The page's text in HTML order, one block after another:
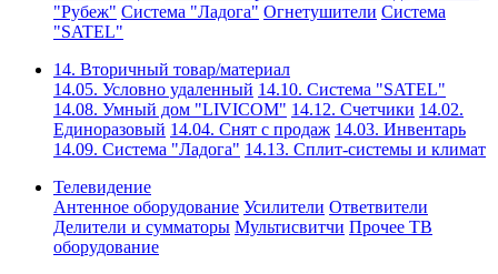
"Рубеж" Система "Ладога" Огнетушители Система
"SATEL"
14. Вторичный товар/материал
14.05. Условно удаленный 14.10. Система "SATEL"
14.08. Умный дом "LIVICOM" 14.12. Счетчики 14.02.
Единоразовый 14.04. Снят с продаж 14.03. Инвентарь
14.09. Система "Ладога" 14.13. Сплит-системы и климат
Телевидение
Антенное оборудование Усилители Ответвители
Делители и сумматоры Мультисвитчи Прочее ТВ
оборудование